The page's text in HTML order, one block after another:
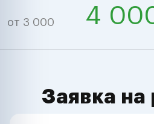
от 3 000 4
Заявка на